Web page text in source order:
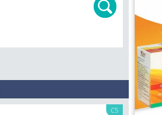
C5